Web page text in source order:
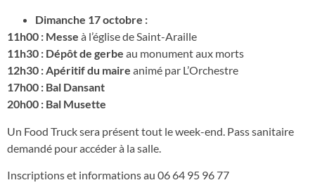
Dimanche 17 octobre :
11h00 : Messe à l’église de Saint-Araille
11h30 : Dépôt de gerbe au monument aux morts
12h30 : Apéritif du maire animé par L’Orchestre
17h00 : Bal Dansant
20h00 : Bal Musette
Un Food Truck sera présent tout le week-end. Pass sanitaire
demandé pour accéder à la salle.
Inscriptions et informations au 06 64 95 96 77